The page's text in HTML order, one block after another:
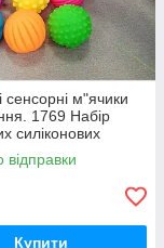
сенсорні м"ячики
1769 Набір
силіконових
немовляти
відправки
Купити